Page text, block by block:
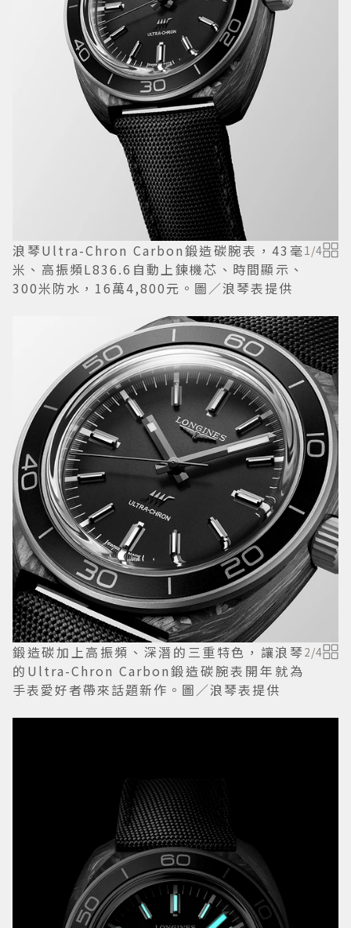
浪琴Ultra-Chron Carbon鍛造碳腕表，43毫
米、高振頻L836.6自動上鍊機芯、時間顯示、
300米防水，16萬4,800元。圖／浪琴表提供
1 /4
鍛造碳加上高振頻、深潛的三重特色，讓浪琴
的Ultra-Chron Carbon鍛造碳腕表開年就為
手表愛好者帶來話題新作。圖／浪琴表提供
2/4